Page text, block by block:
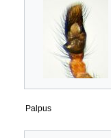
Palpus